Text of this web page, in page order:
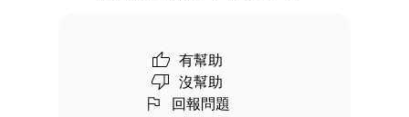
有幫助
沒幫助
回報問題